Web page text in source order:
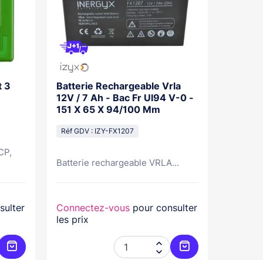
3
Batterie Rechargeable Vrla
12V / 7 Ah - Bac Fr Ul94 V-0 -
151 X 65 X 94/100 Mm
Réf GDV : IZY-FX1207
Batterie rechargeable VRLA...
Connectez-vous pour consulter
les prix

